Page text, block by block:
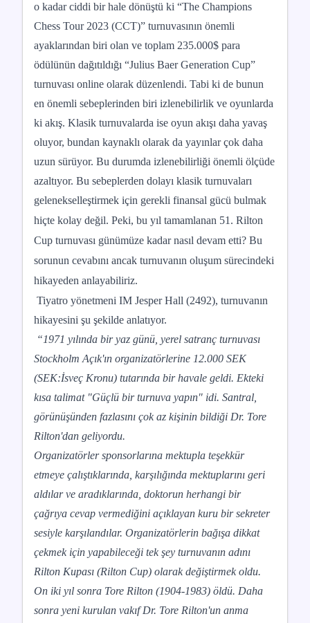
o kadar ciddi bir hale dönüştü ki “The Champions
Chess Tour 2023 (CCT)” turnuvasının önemli
ayaklarından biri olan ve toplam 235.000$ para
ödülünün dağıtıldığı “Julius Baer Generation Cup”
turnuvası online olarak düzenlendi. Tabi ki de bunun
en önemli sebeplerinden biri izlenebilirlik ve oyunlarda
ki akış. Klasik turnuvalarda ise oyun akışı daha yavaş
oluyor, bundan kaynaklı olarak da yayınlar çok daha
uzun sürüyor. Bu durumda izlenebilirliği önemli ölçüde
azaltıyor. Bu sebeplerden dolayı klasik turnuvaları
gelenekselleştirmek için gerekli finansal gücü bulmak
hiçte kolay değil. Peki, bu yıl tamamlanan 51. Rilton
Cup turnuvası günümüze kadar nasıl devam etti? Bu
sorunun cevabını ancak turnuvanın oluşum sürecindeki
hikayeden anlayabiliriz.
Tiyatro yönetmeni IM Jesper Hall (2492), turnuvanın
hikayesini şu şekilde anlatıyor.
“1971 yılında bir yaz günü, yerel satranç turnuvası
Stockholm Açık'ın organizatörlerine 12.000 SEK
(SEK:İsveç Kronu) tutarında bir havale geldi. Ekteki
kısa talimat "Güçlü bir turnuva yapın" idi. Santral,
görünüşünden fazlasını çok az kişinin bildiği Dr. Tore
Rilton'dan geliyordu.
Organizatörler sponsorlarına mektupla teşekkür
etmeye çalıştıklarında, karşılığında mektuplarını geri
aldılar ve aradıklarında, doktorun herhangi bir
çağrıya cevap vermediğini açıklayan kuru bir sekreter
sesiyle karşılandılar. Organizatörlerin bağışa dikkat
çekmek için yapabileceği tek şey turnuvanın adını
Rilton Kupası (Rilton Cup) olarak değiştirmek oldu.
On iki yıl sonra Tore Rilton (1904-1983) öldü. Daha
sonra yeni kurulan vakıf Dr. Tore Rilton'un anma